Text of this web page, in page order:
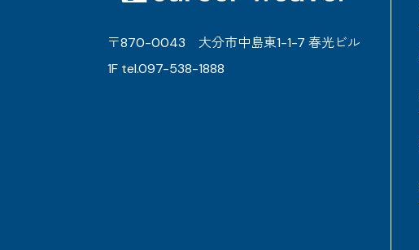
〒870-0043 大分市中島東1-1-7 春光ビル
1F tel.097-538-1888